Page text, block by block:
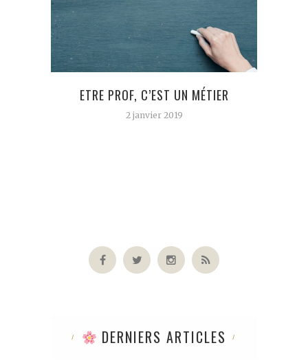
ETRE PROF, C’EST UN MÉTIER
2 janvier 2019
DERNIERS ARTICLES